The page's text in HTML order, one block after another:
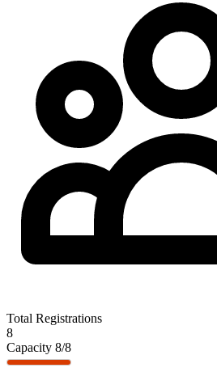
Total Registrations
8
Capacity 8/8